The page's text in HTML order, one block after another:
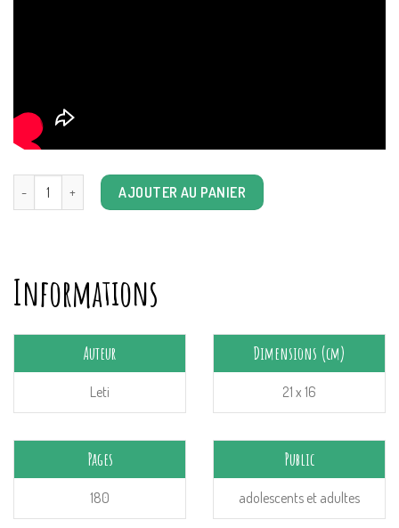
quantité de Chaotique stupideAJOUTER AU PANIER
Informations
Auteur
Leti
Dimensions (cm)
21 x 16
Pages
180
Public
adolescents et adultes